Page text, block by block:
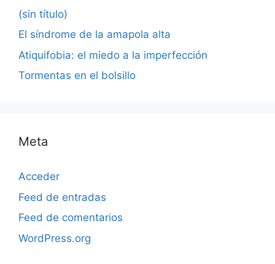
(sin título)
El síndrome de la amapola alta
Atiquifobia: el miedo a la imperfección
Tormentas en el bolsillo
Meta
Acceder
Feed de entradas
Feed de comentarios
WordPress.org